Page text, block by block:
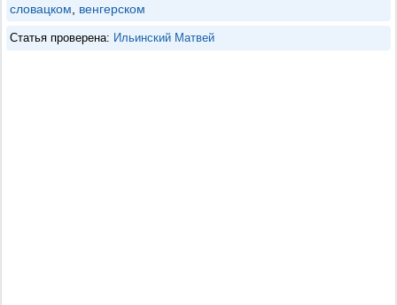
словацком
венгерском
Статья проверена: Ильинский Матвей